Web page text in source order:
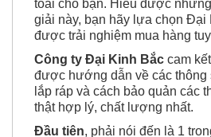
ảnh hưởng đến chất lượng
toái cho bạn. Hiểu được
giải này, bạn hãy lựa chọn Đại
được trải nghiệm mua hàng
Công ty Đại Kinh Bắccam
được hướng dẫn về các thông
lắp ráp và cách bảo quản các
thật hợp lý, chất lượng nhất.